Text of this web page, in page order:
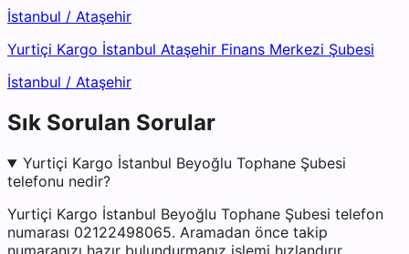
İstanbul / Ataşehir
Yurtiçi Kargo İstanbul Ataşehir Finans Merkezi Şubesi
İstanbul / Ataşehir
Sık Sorulan Sorular
Yurtiçi Kargo İstanbul Beyoğlu Tophane Şubesi
telefonu nedir?
Yurtiçi Kargo İstanbul Beyoğlu Tophane Şubesi telefon
numarası 02122498065. Aramadan önce takip